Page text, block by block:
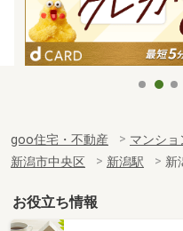
goo住宅・不動産 マンシ
新潟市中央区
新潟駅 新
お役立ち情報